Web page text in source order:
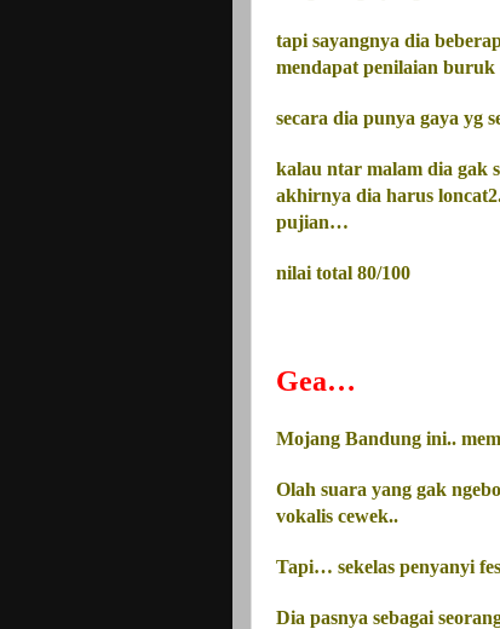
tapi sayangnya dia
mendapat penilaian
secara dia punya gaya yg
kalau ntar malam dia gak
akhirnya dia harus
pujian…
nilai total 80/100
Gea…
Mojang Bandung ini..
Olah suara yang gak
vokalis cewek..
Tapi… sekelas penyanyi
Dia pasnya sebagai